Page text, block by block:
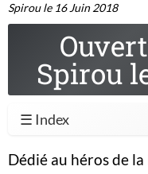
Spirou le 16 Juin 2018
Spirou
☰ Index
Dédié au héros de